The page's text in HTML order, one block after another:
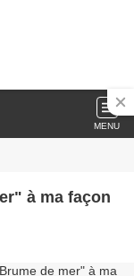
MENU
à ma façon